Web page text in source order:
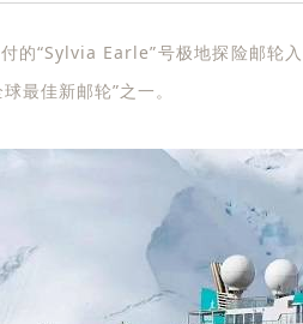
的“Sylvia Earle”号极地探险邮
最佳新邮轮”之一。